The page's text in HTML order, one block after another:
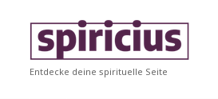
Spiricius
Entdecke deine spirituelle Seite